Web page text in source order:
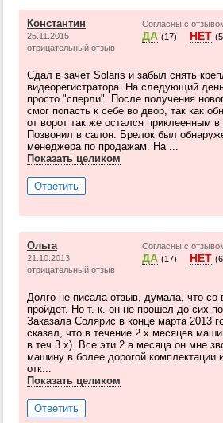
Константин
25.11.2015
отрицательный отзыв
Согласны с
ДА (17) НЕТ
Сдал в зачет Solaris и забыл снять
видеорегистратора. На следующий
просто "сперли". После получения
смог попасть к себе во двор, так как
от ворот так же остался приклеенным
Позвонил в салон. Брелок был
менеджера по продажам. На ...
Показать целиком
Ответить
Ольга
21.10.2013
отрицательный отзыв
Согласны с
ДА (17) НЕТ
Долго не писала отзыв, думала, что со
пройдет. Но т. к. он не прошел до сих
Заказала Солярис в конце марта 2013
сказал, что в течение 2 х месяцев
в теч.3 х). Все эти 2 а месяца он мне
машину в более дорогой комплектации
отк...
Показать целиком
Ответить